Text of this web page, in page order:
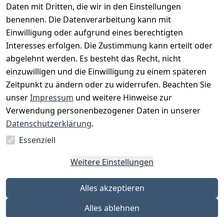
Daten mit Dritten, die wir in den Einstellungen
benennen. Die Datenverarbeitung kann mit
Einwilligung oder aufgrund eines berechtigten
Interesses erfolgen. Die Zustimmung kann erteilt oder
abgelehnt werden. Es besteht das Recht, nicht
einzuwilligen und die Einwilligung zu einem späteren
Zeitpunkt zu ändern oder zu widerrufen. Beachten Sie
unserImpressum und weitere Hinweise zur
Verwendung personenbezogener Daten in unserer
Datenschutzerklärung.
Essenziell
Weitere Einstellungen
Alles akzeptieren
Alles ablehnen
Rechtliches
AGB
Impressum
Datenschutze
rklärung
Barrierefreihe
Services
Kontakt
Registrieren
Katalog
Zahlungsm
öglichkeite
n
Vorkasse
PayPal
Versanddie
nstleister
Post